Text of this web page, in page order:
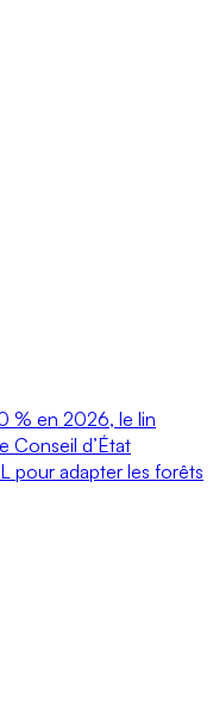
% en 2026, le lin
Conseil d’État
pour adapter les forêts